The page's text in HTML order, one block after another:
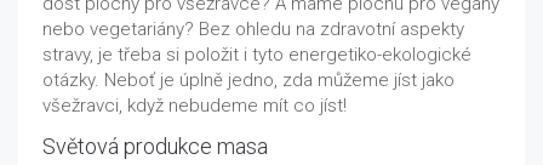
nebo vegetariány? Bez ohledu na zdravotní aspekty
stravy, je třeba si položit i tyto energetiko-ekologické
otázky. Neboť je úplně jedno, zda můžeme jíst jako
všežravci, když nebudeme mít co jíst!
Světová produkce masa